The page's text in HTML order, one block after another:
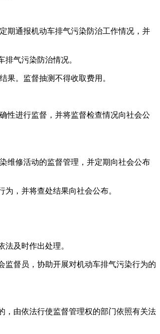
期通报机动车排气污染防治工作情况，并
气污染防治情况。
果。监督抽测不得收取费用。
性进行监督，并将监督检查情况向社会公
维修活动的监督管理，并定期向社会公布
，并将查处结果向社会公布。
及时作出处理。
督员，协助开展对机动车排气污染行为的
由依法行使监督管理权的部门依照有关法